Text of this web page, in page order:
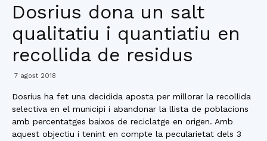
del
Maresme
Dosrius dona un salt
qualitatiu i quantiatiu en
recollida de residus
7 agost 2018
Dosrius ha fet una decidida aposta per millorar la recollida
selectiva en el municipi i abandonar la llista de poblacions
amb percentatges baixos de reciclatge en origen. Amb
aquest objectiu i tenint en compte la pecularietat dels 3